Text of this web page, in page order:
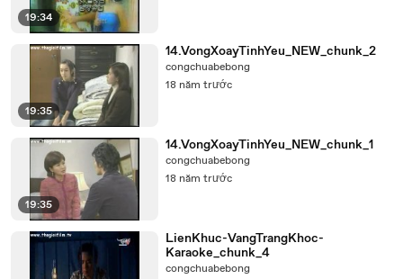
19:34
19:35
14.VongXoayTinhYeu_NEW_chunk_2
congchuabebong
18 năm trước
19:35
14.VongXoayTinhYeu_NEW_chunk_1
congchuabebong
18 năm trước
LienKhuc-VangTrangKhoc-
Karaoke_chunk_4
congchuabebong